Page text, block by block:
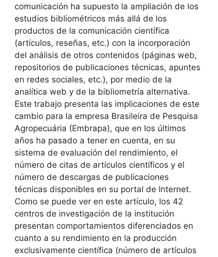
comunicación ha supuesto la ampliación de los
estudios bibliométricos más allá de los
productos de la comunicación científica
(artículos, reseñas, etc.) con la incorporación
del análisis de otros contenidos (páginas web,
repositorios de publicaciones técnicas, apuntes
en redes sociales, etc.), por medio de la
analítica web y de la bibliometría alternativa.
Este trabajo presenta las implicaciones de este
cambio para la empresa Brasileira de Pesquisa
Agropecuária (Embrapa), que en los últimos
años ha pasado a tener en cuenta, en su
sistema de evaluación del rendimiento, el
número de citas de artículos científicos y el
número de descargas de publicaciones
técnicas disponibles en su portal de Internet.
Como se puede ver en este artículo, los 42
centros de investigación de la institución
presentan comportamientos diferenciados en
cuanto a su rendimiento en la producción
exclusivamente científica (número de artículos